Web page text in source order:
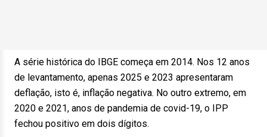
A série histórica do IBGE começa em 2014. Nos 12 anos
de levantamento, apenas 2025 e 2023 apresentaram
deflação, isto é, inflação negativa. No outro extremo, em
2020 e 2021, anos de pandemia de covid-19, o IPP
fechou positivo em dois dígitos.